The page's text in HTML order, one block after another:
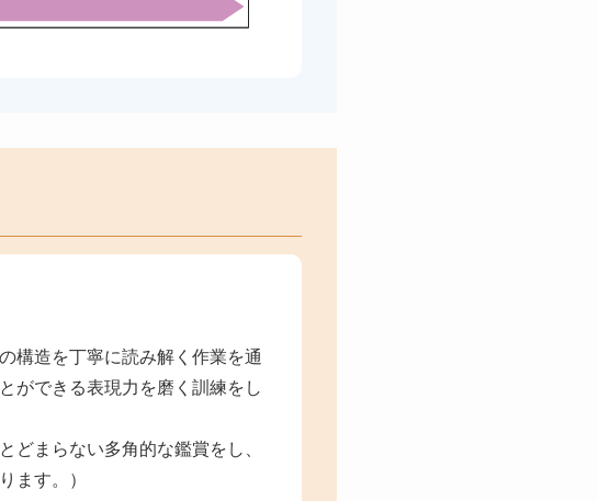
構造を丁寧に読み解く作業を通
ができる表現力を磨く訓練をし
どまらない多角的な鑑賞をし、
ます。）